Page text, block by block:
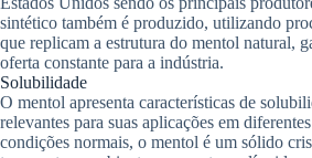
sintético também é produzido, utilizando
que replicam a estrutura do mentol natural,
oferta constante para a indústria.
Solubilidade
O mentol apresenta características de
relevantes para suas aplicações em
condições normais, o mentol é um sólido